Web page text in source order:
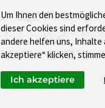
Um Ihnen den
dieser Cookies sind
andere helfen uns, Inhalte
akzeptiere“ klicken,
Ich akzeptiere